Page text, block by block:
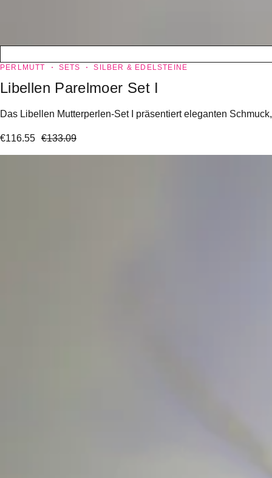
PERLMUTT SETS SILBER & EDELSTEINE
Libellen Parelmoer Set I
Das Libellen Mutterperlen-Set I präsentiert eleganten
€133.09
€116.55